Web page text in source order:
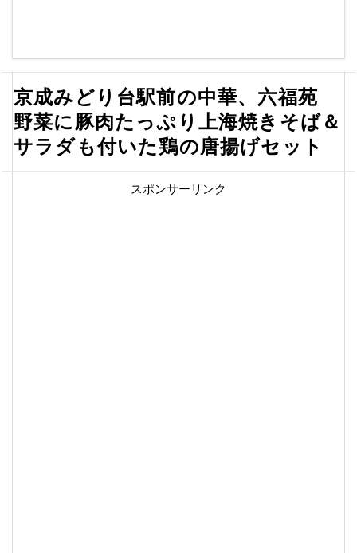
京成みどり台駅前の中華、六福苑
野菜に豚肉たっぷり上海焼きそば＆
サラダも付いた鶏の唐揚げセット
スポンサーリンク